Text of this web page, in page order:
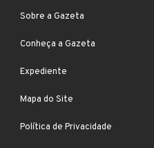
Sobre a Gazeta
Conheça a Gazeta
Expediente
Mapa do Site
Política de Privacidade